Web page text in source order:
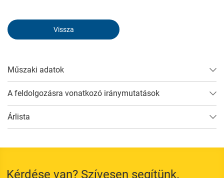
Vissza
Kérdése van? Szívesen segítünk.
Műszaki adatok
A feldolgozásra vonatkozó iránymutatások
Árlista
Elutasítás